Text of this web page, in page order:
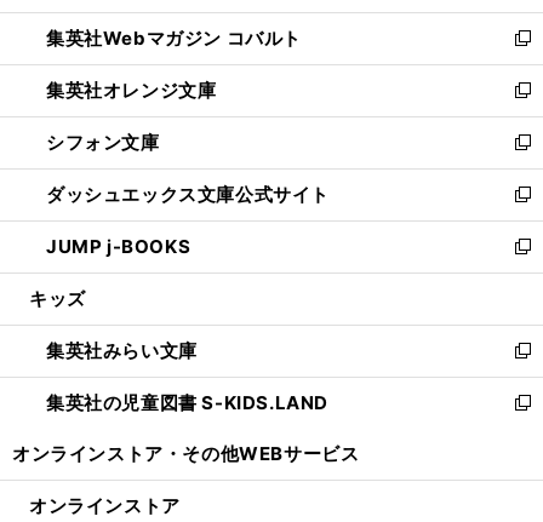
開
く
ウ
で
開
く
ン
ド
ウ
で
開
く
ウ
ィ
ン
ド
ウ
で
開
く
集英社Webマガジン コバルト
新
し
い
ウ
ィ
ン
ド
ウ
で
開
集英社オレンジ文庫
新
し
い
ウ
ィ
ン
ド
ウ
開
く
シフォン文庫
新
し
い
ウ
ィ
ン
ウ
で
開
く
ダッシュエックス文庫公式サイト
新
し
い
ウ
ン
ド
ウ
で
JUMP j-BOOKS
新
し
ウ
ィ
ン
ド
開
キッズ
集英社みらい文庫
新
し
い
ン
集英社の児童図書 S-KIDS.LAND
新
ウ
オンラインストア・ その他WEBサービス
オンラインストア